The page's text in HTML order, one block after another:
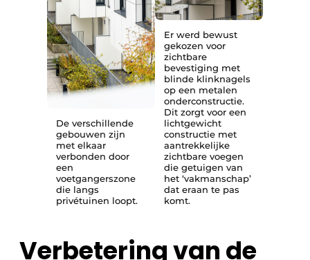
De verschillende
gebouwen zijn
met elkaar
verbonden door
een
voetgangerszone
die langs
privétuinen loopt.
Er werd bewust
gekozen voor
zichtbare
bevestiging met
blinde klinknagels
op een metalen
onderconstructie.
Dit zorgt voor een
lichtgewicht
constructie met
aantrekkelijke
zichtbare voegen
die getuigen van
het ‘vakmanschap’
dat eraan te pas
komt.
Verbetering van de